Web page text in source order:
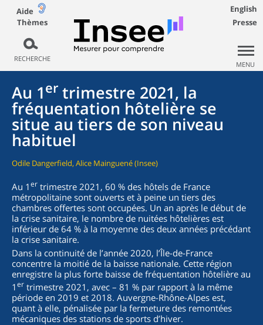
Aide
Thèmes
RECHERCHE
English
Presse
MENU
Au 1er trimestre 2021, la
fréquentation hôtelière se
situe au tiers de son niveau
habituel
Odile Dangerfield, Alice Mainguené (Insee)
Au 1er trimestre 2021, 60 % des hôtels de France
métropolitaine sont ouverts et à peine un tiers des
chambres offertes sont occupées. Un an après le début de
la crise sanitaire, le nombre de nuitées hôtelières est
inférieur de 64 % à la moyenne des deux années précédant
la crise sanitaire.
Dans la continuité de l’année 2020, l’Île-de-France
concentre la moitié de la baisse nationale. Cette région
enregistre la plus forte baisse de fréquentation hôtelière au
1er trimestre 2021, avec – 81 % par rapport à la même
période en 2019 et 2018. Auvergne-Rhône-Alpes est,
quant à elle, pénalisée par la fermeture des remontées
mécaniques des stations de sports d’hiver.